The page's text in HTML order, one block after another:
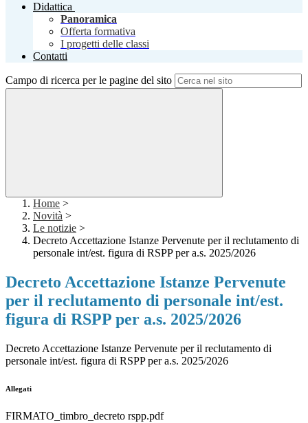
Didattica
Panoramica
Offerta formativa
I progetti delle classi
Contatti
Campo di ricerca per le pagine del sito
Home >
Novità >
Le notizie >
Decreto Accettazione Istanze Pervenute per il reclutamento di
personale int/est. figura di RSPP per a.s. 2025/2026
Decreto Accettazione Istanze Pervenute
per il reclutamento di personale int/est.
figura di RSPP per a.s. 2025/2026
Decreto Accettazione Istanze Pervenute per il reclutamento di
personale int/est. figura di RSPP per a.s. 2025/2026
Allegati
FIRMATO_timbro_decreto rspp.pdf